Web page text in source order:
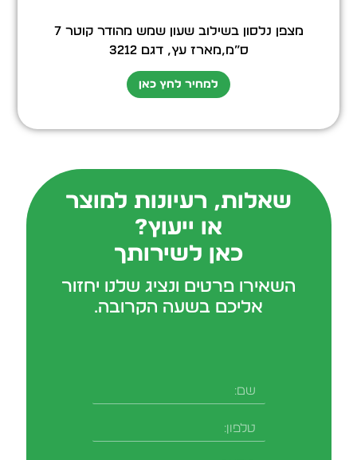
מצפן נלסון בשילוב שעון שמש מהודר קוטר 7
ס”מ,מארז עץ, דגם 3212
למחיר לחץ כאן
שאלות, רעיונות למוצר
או ייעוץ?
כאן לשירותך
השאירו פרטים ונציג שלנו יחזור
אליכם בשעה הקרובה.
שם
טלפון